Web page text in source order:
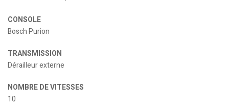
CONSOLE
Bosch Purion
TRANSMISSION
Dérailleur externe
NOMBRE DE VITESSES
10